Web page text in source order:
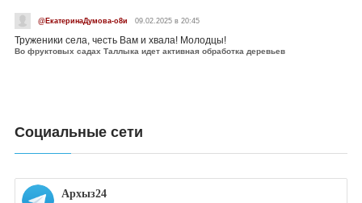
@ЕкатеринаДумова-о8и 09.02.2025 в 20:45
Труженики села, честь Вам и хвала! Молодцы!
Во фруктовых садах Таллыка идет активная обработка деревьев
Социальные сети